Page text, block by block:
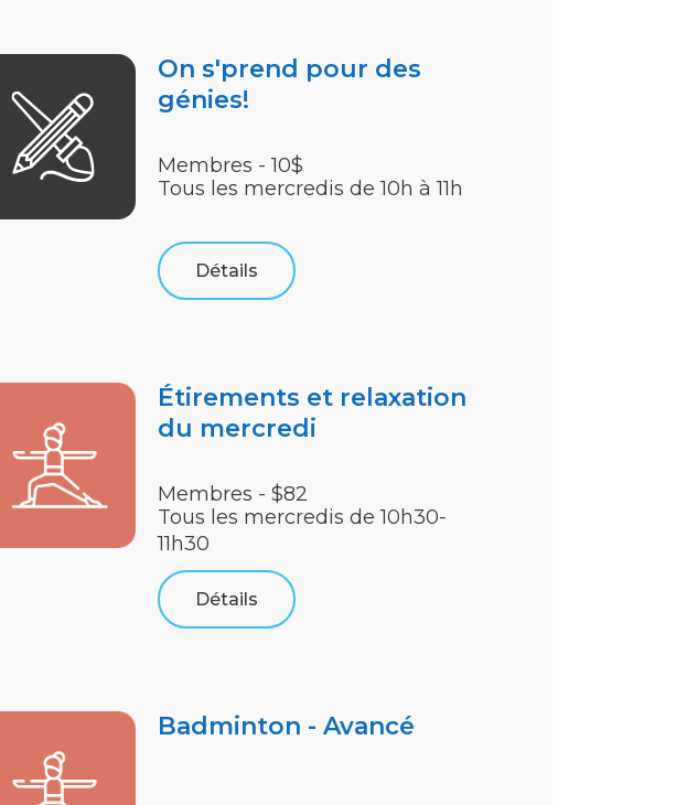
On s'prend pour des
génies!
Tous les mercredis de 10h à 11h
Membres - 10$
Détails
Étirements et relaxation
du mercredi
Tous les mercredis de 10h30-
11h30
Membres - $82
Détails
Badminton - Avancé